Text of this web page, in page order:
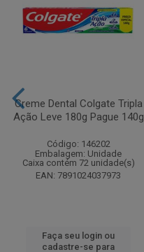
Creme Dental Colgate Tripla
Ação Leve 180g Pague 140g
Código: 146202
Embalagem: Unidade
Caixa contém 72 unidade(s)
EAN: 7891024037973
Faça seu login ou
cadastre-se para